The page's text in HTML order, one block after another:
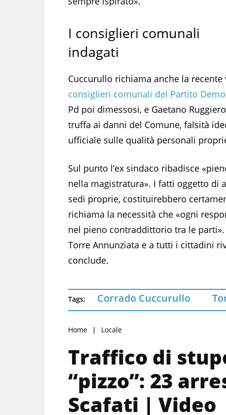
I consiglieri comunali
indagati
Cuccurullo richiama anche la
consiglieri comunali del Partito
Pd poi dimessosi, e Gaetano
truffa ai danni del Comune, falsità
ufficiale sulle qualità personali
Sul punto l’ex sindaco ribadisce
nella magistratura». I fatti oggetto di
sedi proprie, costituirebbero
richiama la necessità che «ogni
nel pieno contraddittorio tra le
Torre Annunziata e a tutti i cittadini
conclude.
Tags: Corrado Cuccurullo
Home Locale
Traffico di
“pizzo”: 23
Scafati | Video